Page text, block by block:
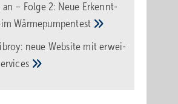
an – Folge 2: Neue Erkennt­
Wärme­pumpen­test
neue Web­site mit erwei­